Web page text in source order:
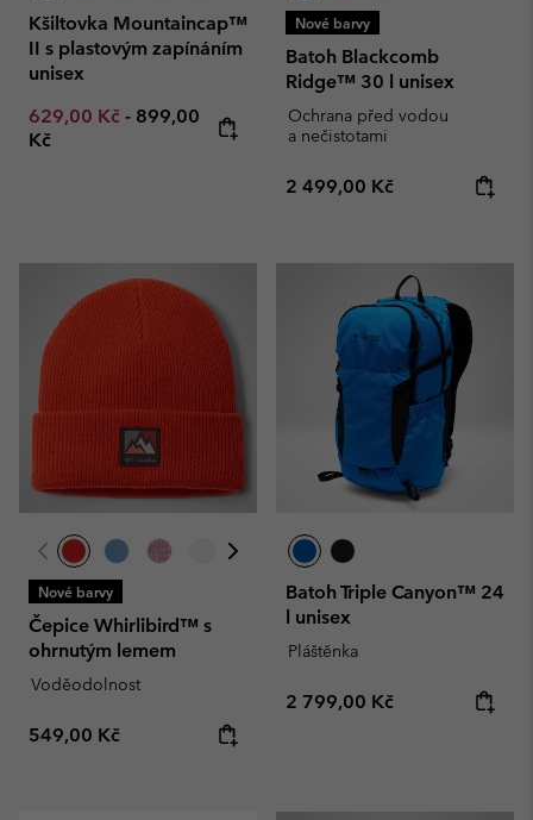
Kšiltovka Mountaincap™
II s plastovým zapínáním
unisex
Minimum sale price:
629,00 Kč - Maximum price:
899,00
Kč
Nové barvy
Batoh Blackcomb
Ridge™ 30 l unisex
Ochrana před vodou
a nečistotami
Regular price:
2 499,00 Kč
Nové barvy
Čepice Whirlibird™ s
ohrnutým lemem
Voděodolnost
Regular price:
549,00 Kč
Batoh Triple Canyon™ 24
l unisex
Pláštěnka
Regular price:
2 799,00 Kč